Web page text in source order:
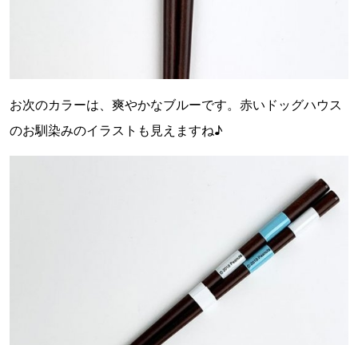
お次のカラーは、爽やかなブルーです。赤いドッグハウス
のお馴染みのイラストも見えますね♪